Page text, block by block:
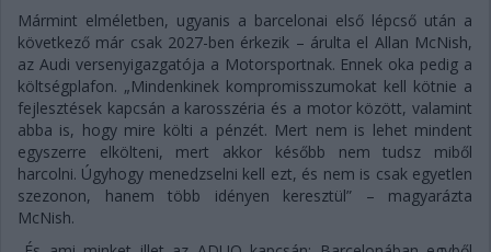
Mármint elméletben, ugyanis a barcelonai első lépcső után a
következő már csak 2027-ben érkezik – árulta el Allan McNish,
az Audi versenyigazgatója a Motorsportnak. Ennek oka pedig a
költségplafon. „Mindenkinek kompromisszumokat kell kötnie a
fejlesztések kapcsán a karosszéria és a motor között, valamint
abba is, hogy mire költi a pénzét. Mert nem is lehet mindent
egyszerre elkölteni, mert akkor később nem tudsz miből
harcolni. Úgyhogy menedzselni kell ezt, és nem is csak egyetlen
szezonon, hanem több idényen keresztül” – magyarázta
McNish.